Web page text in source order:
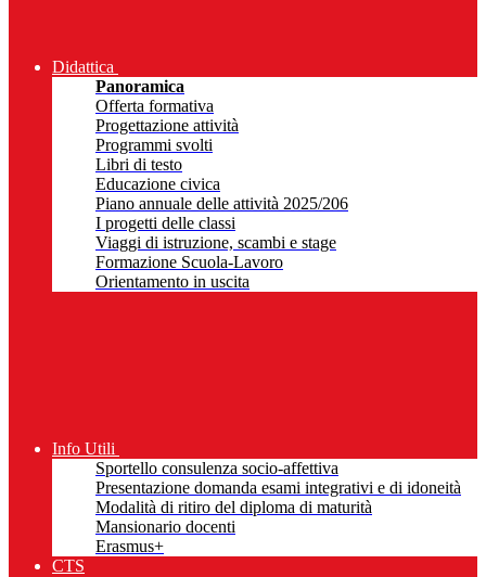
Didattica
Panoramica
Offerta formativa
Progettazione attività
Programmi svolti
Libri di testo
Educazione civica
Piano annuale delle attività 2025/206
I progetti delle classi
Viaggi di istruzione, scambi e stage
Formazione Scuola-Lavoro
Orientamento in uscita
Info Utili
Sportello consulenza socio-affettiva
Presentazione domanda esami integrativi e di idoneità
Modalità di ritiro del diploma di maturità
Mansionario docenti
Erasmus+
CTS